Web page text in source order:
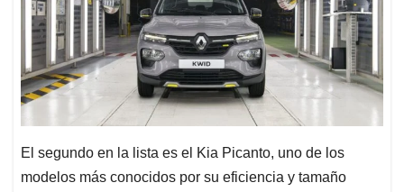
El segundo en la lista es el Kia Picanto, uno de los
modelos más conocidos por su eficiencia y tamaño